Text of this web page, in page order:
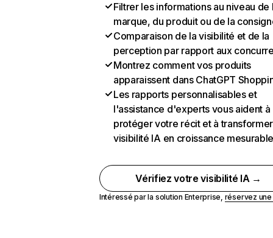
Filtrer les informations au niveau de
marque, du produit ou de la
Comparaison de la visibilité et de la
perception par rapport aux
Montrez comment vos produits
apparaissent dans ChatGPT
Les rapports personnalisables et
l'assistance d'experts vous aident à
protéger votre récit et à
visibilité IA en croissance
Vérifiez votre visibilité IA →
Intéressé par la solution Enterprise, réservez